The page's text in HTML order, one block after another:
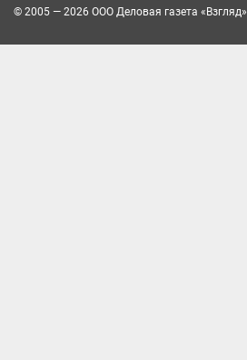
© 2005 — 2026 ООО Деловая газета «Взгляд»